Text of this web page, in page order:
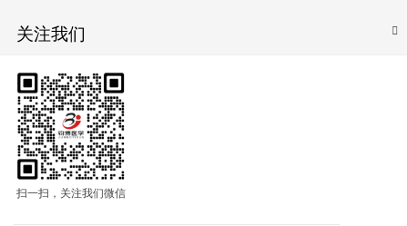
关注我们
扫一扫，关注我们微信